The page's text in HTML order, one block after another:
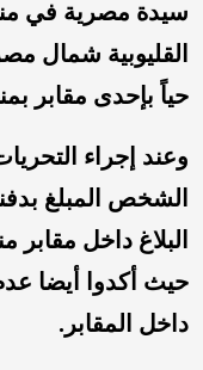
سيدة مصرية في
القليوبية شمال
حياً بإحدى مقابر
وعند إجراء
الشخص المبلغ
البلاغ داخل
حيث أكدوا أيضا
داخل المقابر.